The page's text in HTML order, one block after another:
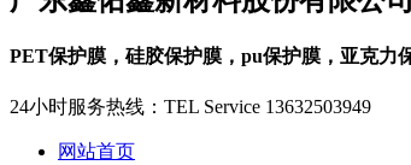
PET保护膜，硅胶保护膜，pu保护膜，亚克力
24小时服务热线： TEL Service 13632503949
网站首页